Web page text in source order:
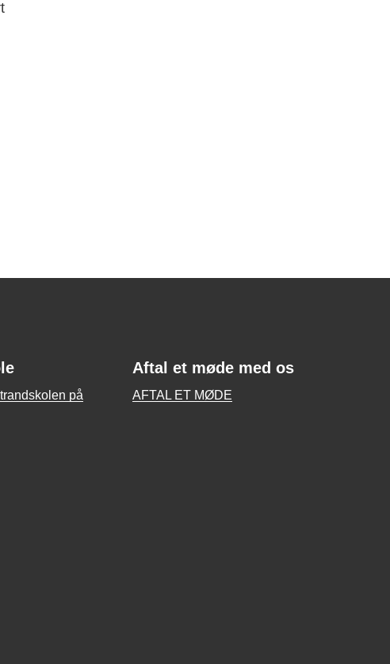
på
Aftal et møde med os
AFTAL ET MØDE